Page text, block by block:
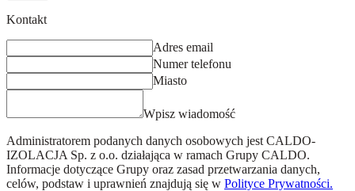
Kontakt
Adres email
Numer telefonu
Miasto
Wpisz wiadomość
Administratorem podanych danych osobowych jest CALDO-
IZOLACJA Sp. z o.o. działająca w ramach Grupy CALDO.
Informacje dotyczące Grupy oraz zasad przetwarzania danych,
celów, podstaw i uprawnień znajdują się w Polityce Prywatności.